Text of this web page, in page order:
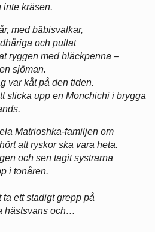
inte kräsen.
med bäbisvalkar,
och pullat
ryggen med bläckpenna –
sjöman.
var kåt på den tiden.
slicka upp en Monchichi i brygga
Matrioshka-familjen om
att ryskor ska vara heta.
och sen tagit systrarna
i tonåren.
ett stadigt grepp på
hästsvans och…